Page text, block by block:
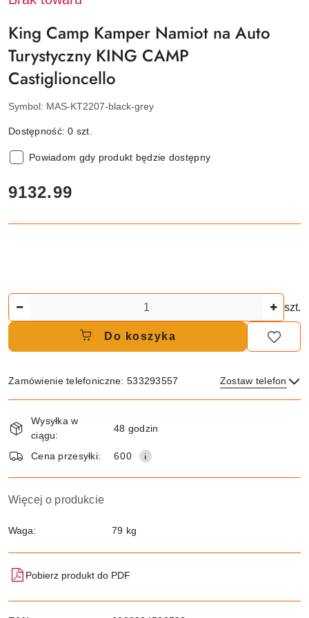
King Camp Kamper Namiot na Auto
Turystyczny KING CAMP
Castiglioncello
Symbol: MAS-KT2207-black-grey
Dostępność:0 szt.
Powiadom gdy produkt będzie dostępny
cena:
9132.99
szt.
Do koszyka
Zamówienie telefoniczne: 533293557 Zostaw telefon
i
dostawa
Wysyłka w
ciągu:
48 godzin
Cena przesyłki: 600
Więcej o produkcie
Waga: 79 kg
Pobierz produkt do PDF